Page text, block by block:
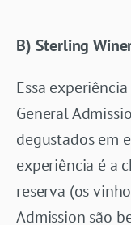
B) Sterling
Essa
General
degustados em
experiência é a
reserva (os
Admission são